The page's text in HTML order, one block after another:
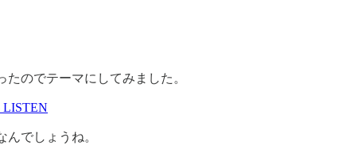
のでテーマにしてみました。
LISTEN
でしょうね。